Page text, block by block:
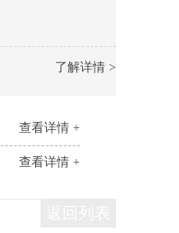
了解详情 >
查看详情 +
查看详情 +